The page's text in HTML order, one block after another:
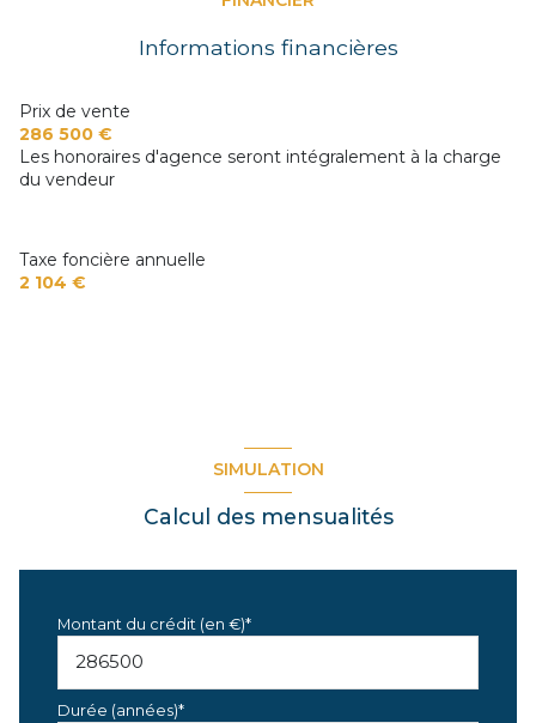
Chauffage individuel : chaudière (gaz de ville)
1 garage(s)
4 parking(s)
3 niveau(x)
Informations financières
Prix de vente
286 500 €
Les honoraires d'agence seront intégralement à la charge
du vendeur
Taxe foncière annuelle
2 104 €
SIMULATION
Calcul des mensualités
Montant du crédit (en €)*
Durée (années)*